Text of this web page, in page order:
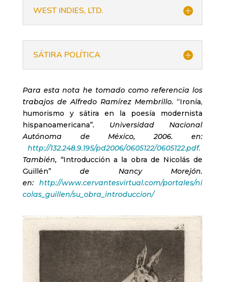
WEST INDIES, LTD.
SÁTIRA POLÍTICA
Para esta nota he tomado como referencia los
trabajos de Alfredo Ramírez Membrillo.“Ironía,
humorismo y sátira en la poesía modernista
hispanoamericana”. Universidad Nacional
Autónoma de México, 2006. en:
http://132.248.9.195/pd2006/0605122/0605122.pdf.
También, “Introducción a la obra de Nicolás de
Guillén”de Nancy Morejón.
en:http://www.cervantesvirtual.com/portales/ni
colas_guillen/su_obra_introduccion/